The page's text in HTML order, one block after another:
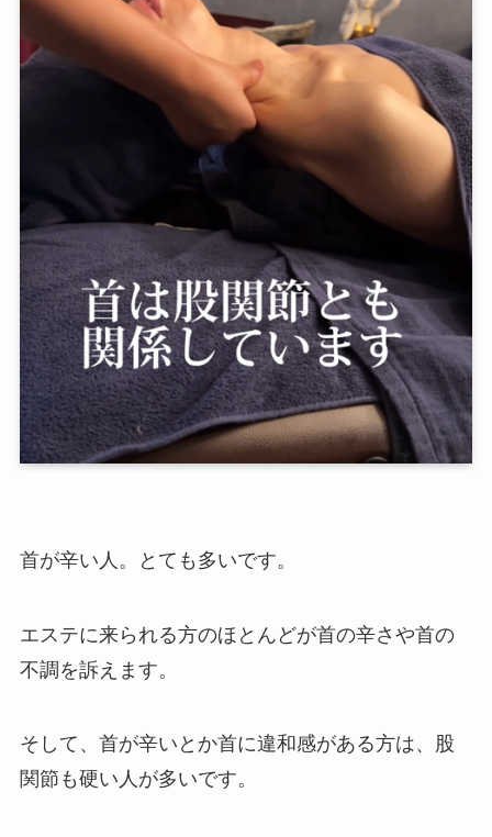
首が辛い人。とても多いです。
エステに来られる方のほとんどが首の辛さや首の
不調を訴えます。
そして、首が辛いとか首に違和感がある方は、股
関節も硬い人が多いです。